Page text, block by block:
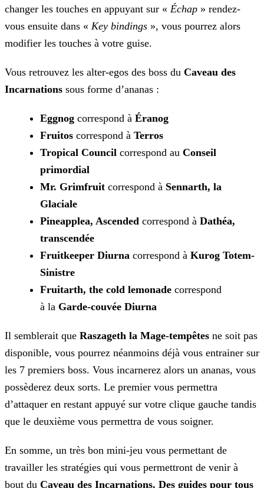
changer les touches en appuyant sur « Échap » rendez-
vous ensuite dans « Key bindings », vous pourrez alors
modifier les touches à votre guise.
Vous retrouvez les alter-egos des boss du Caveau des
Incarnations sous forme d’ananas :
Eggnog correspond à Éranog
Fruitos correspond à Terros
Tropical Council correspond au Conseil
primordial
Mr. Grimfruit correspond à Sennarth, la
Glaciale
Pineapplea, Ascended correspond à Dathéa,
transcendée
Fruitkeeper Diurna correspond à Kurog Totem-
Sinistre
Fruitarth, the cold lemonade correspond
à la Garde-couvée Diurna
Il semblerait que Raszageth la Mage-tempêtes ne soit pas
disponible, vous pourrez néanmoins déjà vous entrainer sur
les 7 premiers boss. Vous incarnerez alors un ananas, vous
possèderez deux sorts. Le premier vous permettra
d’attaquer en restant appuyé sur votre clique gauche tandis
que le deuxième vous permettra de vous soigner.
En somme, un très bon mini-jeu vous permettant de
travailler les stratégies qui vous permettront de venir à
bout du Caveau des Incarnations. Des guides pour tous